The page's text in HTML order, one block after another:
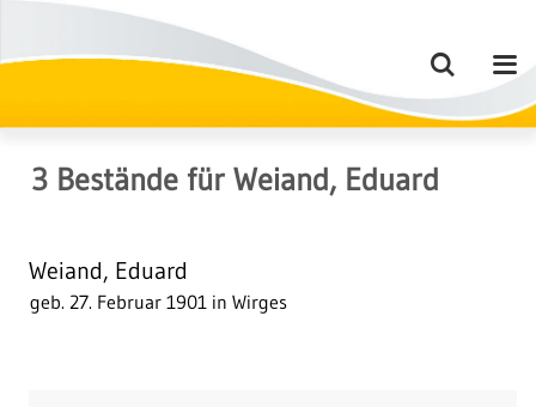
3 Bestände für Weiand, Eduard
Weiand, Eduard
geb. 27. Februar 1901 in Wirges